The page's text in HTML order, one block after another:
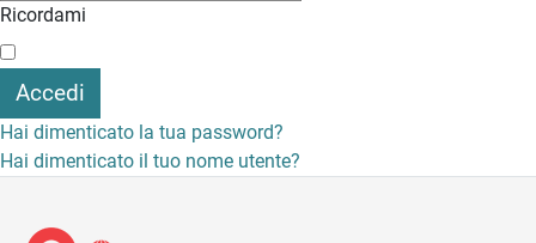
Ricordami
Accedi
Hai dimenticato la tua password?
Hai dimenticato il tuo nome utente?